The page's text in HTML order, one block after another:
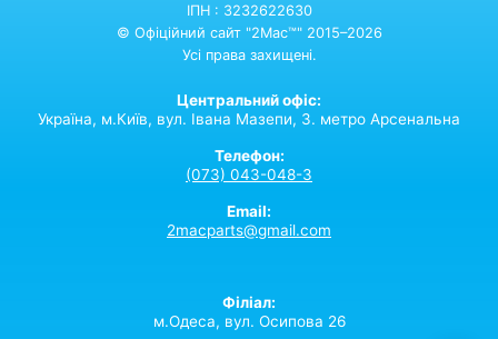
ІПН : 3232622630
© Офіційний сайт "2Mac™" 2015–2026
Усі права захищені.
Центральний офіс:
Україна, м.Київ, вул. Івана Мазепи, 3. метро Арсенальна
Телефон:
(073) 043-048-3
Email:
2macparts@gmail.com
Філіал:
м.Одеса, вул. Осипова 26